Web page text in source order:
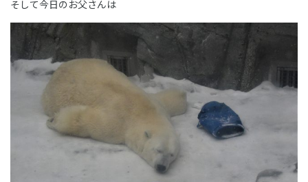
そして今日のお父さんは